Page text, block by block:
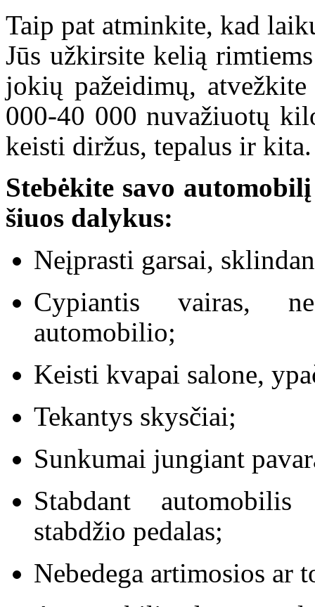
Taip pat atminkite, kad
Jūs užkirsite kelią
jokių pažeidimų,
000-40 000 nuvažiuotų
keisti diržus, tepalus ir kita.
Stebėkite savo
šiuos dalykus:
Neįprasti garsai,
Cypiantis vairas,
automobilio;
Keisti kvapai salone,
Tekantys skysčiai;
Sunkumai jungiant
Stabdant
stabdžio pedalas;
Nebedega artimosios ar